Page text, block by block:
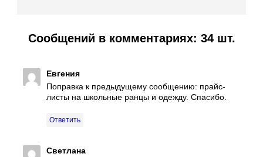
Сообщений в комментариях: 34 шт.
Евгения
Поправка к предыдущему сообщению: прайс-
листы на школьные ранцы и одежду. Спасибо.
Ответить
Светлана